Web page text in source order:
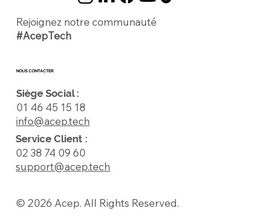
Rejoignez notre communauté
#AcepTech
NOUS CONTACTER
Siège Social :
01 46 45 15 18
info@acep.tech
Service Client :
02 38 74 09 60
support@acep.tech
© 2026 Acep. All Rights Reserved.